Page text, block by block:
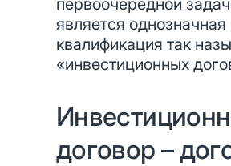
первоочередной
является однозначная
квалификация так
«инвестиционных
договор –